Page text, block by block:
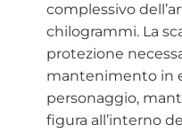
complessivo
chilogrammi. La
protezione
mantenimento in
personaggio,
figura all’interno